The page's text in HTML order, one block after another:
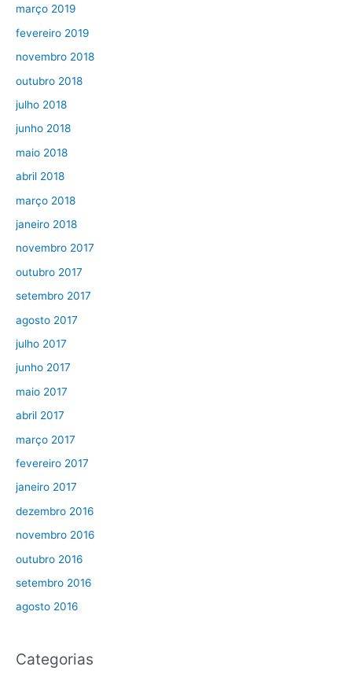
março 2019
fevereiro 2019
novembro 2018
outubro 2018
julho 2018
junho 2018
maio 2018
abril 2018
março 2018
janeiro 2018
novembro 2017
outubro 2017
setembro 2017
agosto 2017
julho 2017
junho 2017
maio 2017
abril 2017
março 2017
fevereiro 2017
janeiro 2017
dezembro 2016
novembro 2016
outubro 2016
setembro 2016
agosto 2016
Categorias